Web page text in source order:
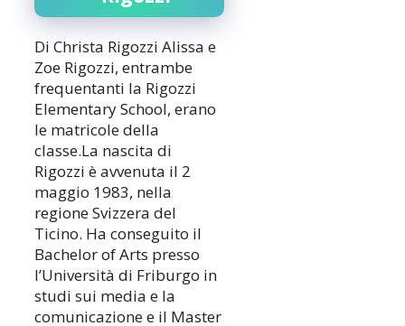
Di Christa Rigozzi Alissa e
Zoe Rigozzi, entrambe
frequentanti la Rigozzi
Elementary School, erano
le matricole della
classe.La nascita di
Rigozzi è avvenuta il 2
maggio 1983, nella
regione Svizzera del
Ticino. Ha conseguito il
Bachelor of Arts presso
l’Università di Friburgo in
studi sui media e la
comunicazione e il Master